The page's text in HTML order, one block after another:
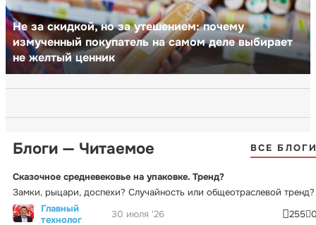
Не за скидкой, но за утешением: почему
измученный покупатель на самом деле выбирает
не желтый ценник
Блоги — Читаемое ВСЕ
Сказочное средневековье на упаковке. Тренд?
Замки, рыцари, доспехи? Случайность или общеотраслевой тренд?
Главный
технолог
30 июля '26 255